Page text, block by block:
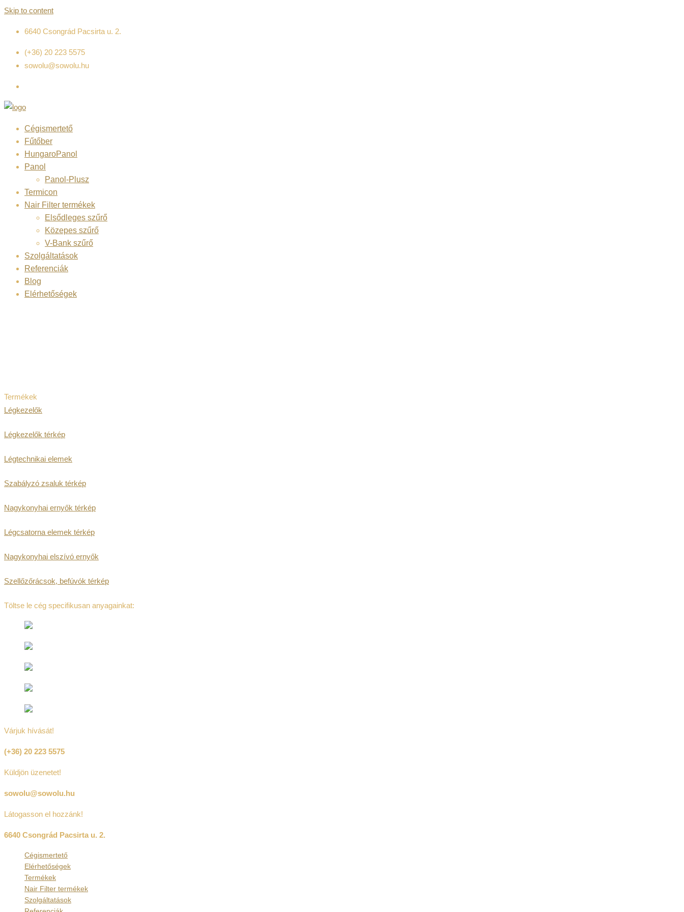
Skip to content
6640 Csongrád Pacsirta u. 2.
(+36) 20 223 5575
sowolu@sowolu.hu
Cégismertető
Fűtőber
HungaroPanol
Panol
Panol-Plusz
Termicon
Nair Filter termékek
Elsődleges szűrő
Közepes szűrő
V-Bank szűrő
Szolgáltatások
Referenciák
Blog
Elérhetőségek
Termékek
Légkezelők
Légkezelők térkép
Légtechnikai elemek
Szabályzó zsaluk térkép
Nagykonyhai ernyők térkép
Légcsatorna elemek térkép
Nagykonyhai elszívó ernyők
Szellőzőrácsok, befúvók térkép
Töltse le cég specifikusan anyagainkat:
Várjuk hívását!
(+36) 20 223 5575
Küldjön üzenetet!
sowolu@sowolu.hu
Látogasson el hozzánk!
6640 Csongrád Pacsirta u. 2.
Cégismertető
Elérhetőségek
Termékek
Nair Filter termékek
Szolgáltatások